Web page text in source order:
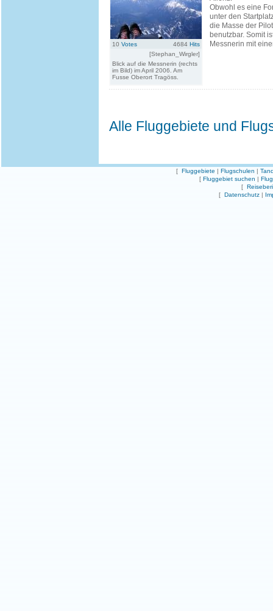
10 Votes 4684 Hits
[Stephan_Wirgler]
Blick auf die Messnerin (rechts
im Bild) im April 2006. Am
Fusse Oberort Tragöss.
Obwohl es eine
unter den
die Masse der
benutzbar. Somit
Messnerin mit
Alle Fluggebiete und
[ Fluggebiete | Flugschulen |
[ Fluggebiet suchen |
[
[ Datenschutz |